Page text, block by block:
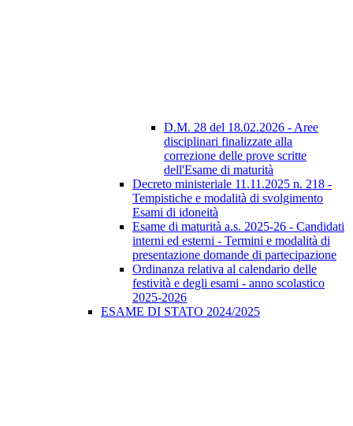
D.M. 28 del 18.02.2026 - Aree
disciplinari finalizzate alla
correzione delle prove scritte
dell'Esame di maturità
Decreto ministeriale 11.11.2025 n. 218 -
Tempistiche e modalità di svolgimento
Esami di idoneità
Esame di maturità a.s. 2025-26 - Candidati
interni ed esterni - Termini e modalità di
presentazione domande di partecipazione
Ordinanza relativa al calendario delle
festività e degli esami - anno scolastico
2025-2026
ESAME DI STATO 2024/2025